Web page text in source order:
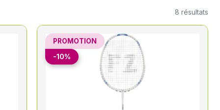
8 résultats
PROMOTION
-10%